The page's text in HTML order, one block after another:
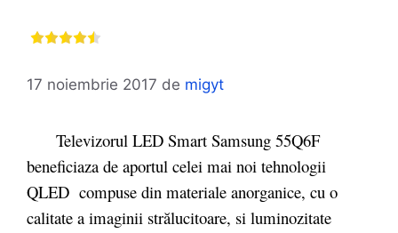
17 noiembrie 2017 de migyt
Televizorul LED Smart Samsung 55Q6F
beneficiaza de aportul celei mai noi tehnologii
QLED compuse din materiale anorganice, cu o
calitate a imaginii strălucitoare, si luminozitate